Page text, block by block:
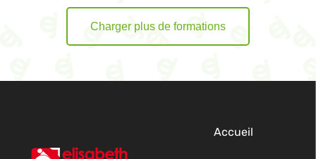
Charger plus de formations
Accueil